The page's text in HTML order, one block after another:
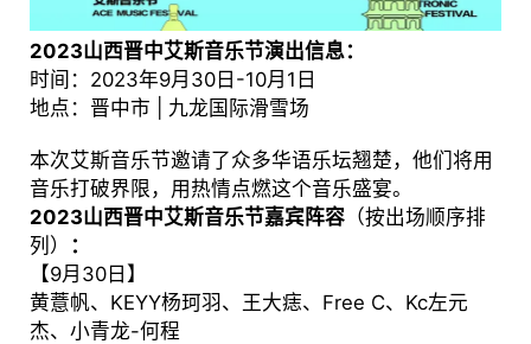
2023山西晋中艾斯音乐节演出信息：
时间：2023年9月30日-10月1日
地点：晋中市 | 九龙国际滑雪场
本次艾斯音乐节邀请了众多华语乐坛翘楚，他们将用
音乐打破界限，用热情点燃这个音乐盛宴。
2023山西晋中艾斯音乐节嘉宾阵容（按出场顺序排
列）
：
【9月30日】
黄薏帆、KEYY杨珂羽、王大痣、Free C、Kc左元
杰、小青龙-何程